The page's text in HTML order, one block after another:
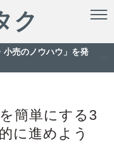
ク
小売のノウハウ」を発
簡単にする3
に進めよう